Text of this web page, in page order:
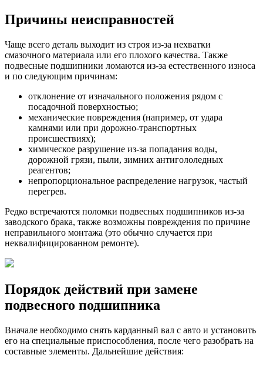
Причины неисправностей
Чаще всего деталь выходит из строя из-за нехватки
смазочного материала или его плохого качества. Также
подвесные подшипники ломаются из-за естественного износа
и по следующим причинам:
отклонение от изначального положения рядом с
посадочной поверхностью;
механические повреждения (например, от удара
камнями или при дорожно-транспортных
происшествиях);
химическое разрушение из-за попадания воды,
дорожной грязи, пыли, зимних антигололедных
реагентов;
непропорциональное распределение нагрузок, частый
перегрев.
Редко встречаются поломки подвесных подшипников из-за
заводского брака, также возможны повреждения по причине
неправильного монтажа (это обычно случается при
неквалифицированном ремонте).
Порядок действий при замене
подвесного подшипника
Вначале необходимо снять карданный вал с авто и установить
его на специальные приспособления, после чего разобрать на
составные элементы. Дальнейшие действия: